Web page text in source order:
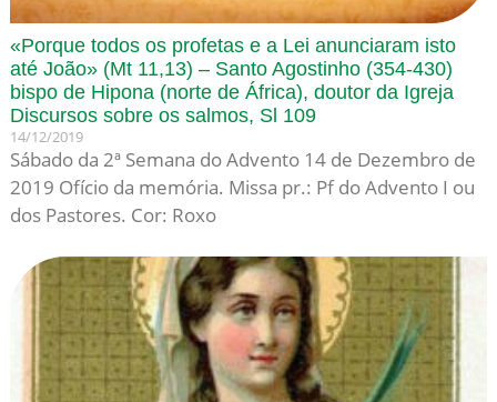
«Porque todos os profetas e a Lei anunciaram isto
até João» (Mt 11,13) – Santo Agostinho (354-430)
bispo de Hipona (norte de África), doutor da Igreja
Discursos sobre os salmos, Sl 109
14/12/2019
Sábado da 2ª Semana do Advento 14 de Dezembro de
2019 Ofício da memória. Missa pr.: Pf do Advento I ou
dos Pastores. Cor: Roxo